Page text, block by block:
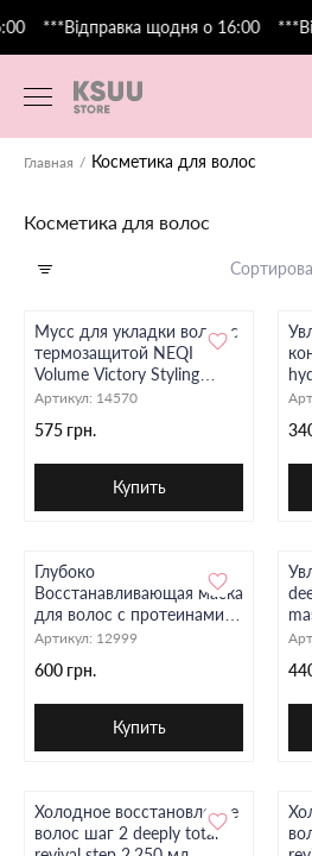
***Відправка щодня о 16:00
Главная Косметика для волос
Косметика для волос
Мусс для укладки волос с
термозащитой NEQI
Volume Victory Styling
Mousse,150ml
Артикул: 14570
575 грн.
Купить
Глубоко
Восстанавливающая маска
для волос с протеинами
Deeply Protein Restoring
Артикул: 12999
600 грн.
Купить
Холодное восстановление
волос шаг 2 deeply total